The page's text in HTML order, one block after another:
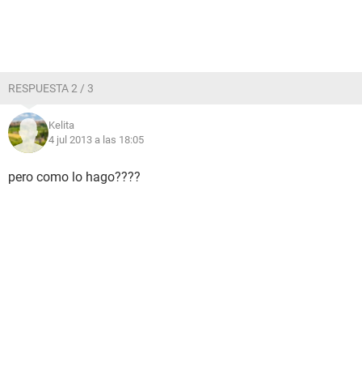
RESPUESTA 2 / 3
Kelita
4 jul 2013 a las 18:05
pero como lo hago????